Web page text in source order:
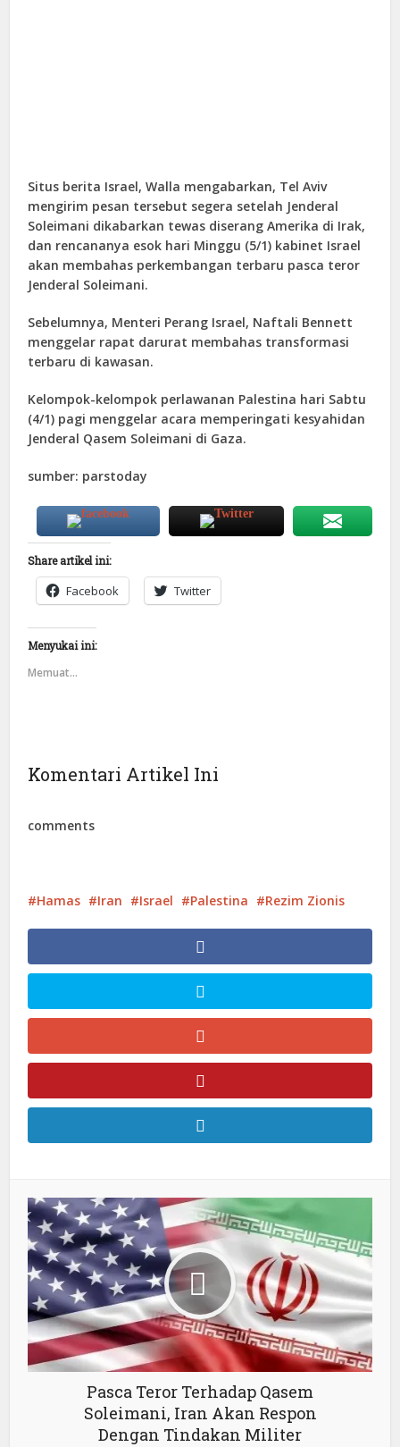
Situs berita Israel, Walla mengabarkan, Tel Aviv
mengirim pesan tersebut segera setelah Jenderal
Soleimani dikabarkan tewas diserang Amerika di Irak,
dan rencananya esok hari Minggu (5/1) kabinet Israel
akan membahas perkembangan terbaru pasca teror
Jenderal Soleimani.
Sebelumnya, Menteri Perang Israel, Naftali Bennett
menggelar rapat darurat membahas transformasi
terbaru di kawasan.
Kelompok-kelompok perlawanan Palestina hari Sabtu
(4/1) pagi menggelar acara memperingati kesyahidan
Jenderal Qasem Soleimani di Gaza.
sumber: parstoday
Share artikel ini:
Facebook Twitter
Menyukai ini:
Memuat...
Komentari Artikel Ini
comments
Hamas Iran Israel Palestina Rezim Zionis
Pasca Teror Terhadap Qasem
Soleimani, Iran Akan Respon
Dengan Tindakan Militer